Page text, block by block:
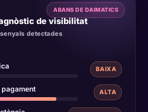
ABANS DE DAIMATICS
de visibilitat
detectades
BAIXA
pagament ALTA